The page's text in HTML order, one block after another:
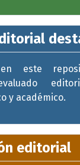
este
y académico.
editorial